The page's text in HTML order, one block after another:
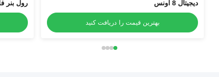
دیجیتال 8 اونس
بهترین قیمت را دریافت کنید
رول بنر فلکس